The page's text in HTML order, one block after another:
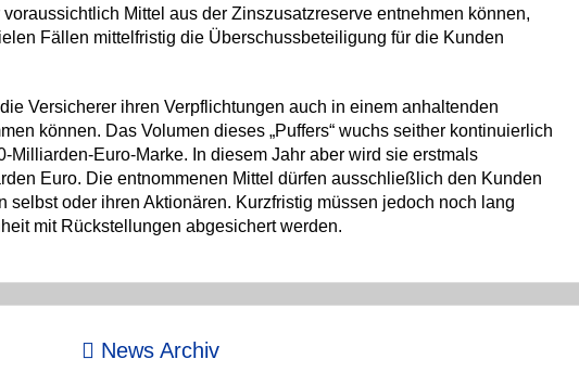
Mittel aus der Zinszusatzreserve entnehmen können,
Fällen mittelfristig die Überschussbeteiligung für die Kunden
Versicherer ihren Verpflichtungen auch in einem anhaltenden
können. Das Volumen dieses „Puffers“ wuchs seither kontinuierlich
Euro-Marke. In diesem Jahr aber wird sie erstmals
Euro. Die entnommenen Mittel dürfen ausschließlich den Kunden
oder ihren Aktionären. Kurzfristig müssen jedoch noch lang
mit Rückstellungen abgesichert werden.
News Archiv